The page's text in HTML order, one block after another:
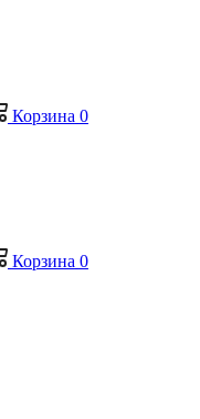
Корзина 0
Корзина 0